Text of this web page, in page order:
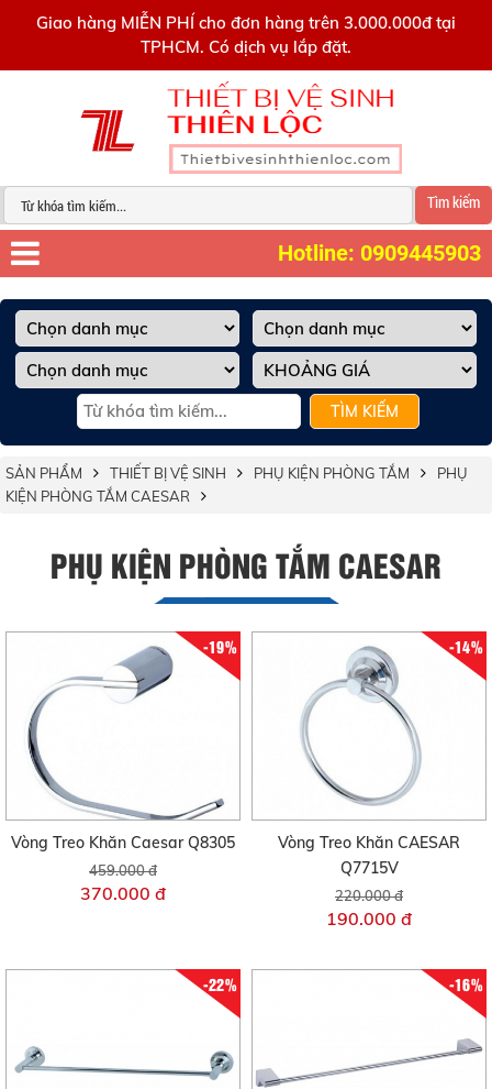
Giao hàng MIỄN PHÍ cho đơn hàng trên 3.000.000đ tại
TPHCM. Có dịch vụ lắp đặt.
Tìm kiếm
Hotline: 0909445903
TÌM KIẾM
SẢN PHẨM THIẾT BỊ VỆ SINH PHỤ KIỆN PHÒNG TẮM
PHỤ
KIỆN PHÒNG TẮM CAESAR
PHỤ KIỆN PHÒNG TẮM CAESAR
-19%
Vòng Treo Khăn Caesar Q8305
459.000 đ
370.000 đ
-14%
Vòng Treo Khăn CAESAR
Q7715V
220.000 đ
190.000 đ
-22% -16%
0909445903